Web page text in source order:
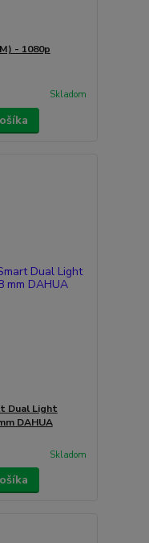
- 1080p
Skladom
Dual Light
DAHUA
Skladom